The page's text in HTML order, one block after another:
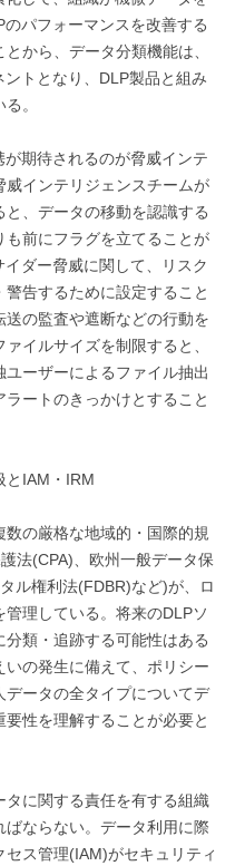
パフォーマンスを改善する
から、データ分類機能は、
トとなり、DLP製品と組み
。
期待されるのが脅威インテ
威インテリジェンスチームが
、データの移動を認識する
前にフラグを立てることが
ダー脅威に関して、リスク
告するために設定すること
の監査や遮断などの行動を
イルサイズを制限すると、
ーザーによるファイル抽出
ートのきっかけとすること
とIAM・IRM
の厳格な地域的・国際的規
法(CPA)、欧州一般データ保
ル権利法(FDBR)など)が、ロ
理している。将来のDLPソ
類・追跡する可能性はある
の発生に備えて、ポリシー
ータの全タイプについてデ
性を理解することが必要と
に関する責任を有する組織
ならない。データ利用に際
ス管理(IAM)がセキュリティ